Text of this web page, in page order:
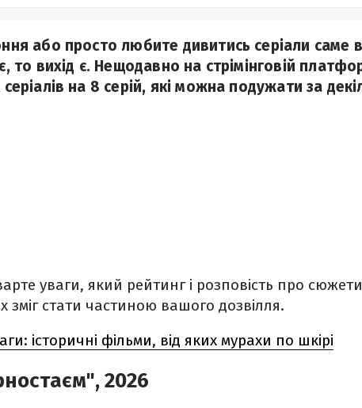
або просто любите дивитись серіали саме
то вихід є. Нещодавно на стрімінговій
на 8 серій, які можна подужати за
уваги, який рейтинг і розповість про
зміг стати частиною вашого дозвілля.
історичні фільми, від яких мурахи по шкірі
2026